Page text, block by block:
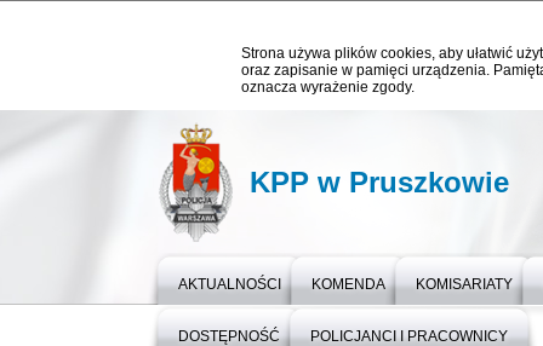
Strona używa plików cookies, aby ułatwić
oraz zapisanie w pamięci urządzenia.
oznacza wyrażenie zgody.
KPP w Pruszkowie
AKTUALNOŚCI KOMENDA KOMISARIATY
DOSTĘPNOŚĆ POLICJANCI I PRACOWNICY